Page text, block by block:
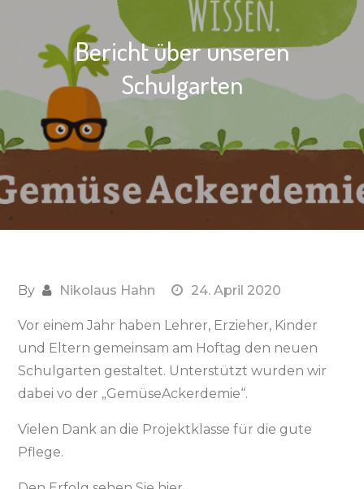
Bericht über unseren
Schulgarten
By Nikolaus Hahn 24. April 2020
Vor einem Jahr haben Lehrer, Erzieher, Kinder
und Eltern gemeinsam am Hoftag den neuen
Schulgarten gestaltet. Unterstützt wurden wir
dabei vo der „GemüseAckerdemie“.
Vielen Dank an die Projektklasse für die gute
Pflege.